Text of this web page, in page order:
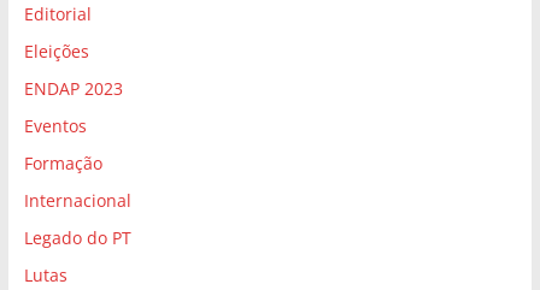
Editorial
Eleições
ENDAP 2023
Eventos
Formação
Internacional
Legado do PT
Lutas